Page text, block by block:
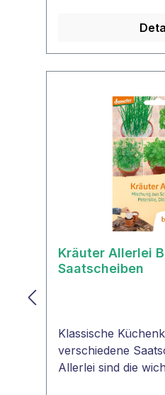
Kräuter Allerlei
Saatscheiben
Klassische
verschiedene
Allerlei sind die